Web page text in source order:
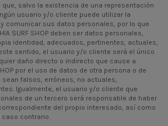
que, salvo la existencia de una representación
usuario y/o cliente puede utilizar la
comunicar sus datos personales, por lo que
SURF SHOP deben ser datos personales,
identidad, adecuados, pertinentes, actuales,
sentido, el usuario y/o cliente será el único
daño directo o indirecto que cause a
por el uso de datos de otra persona o de
falsos, erróneos, no actuales,
Igualmente, el usuario y/o cliente que
de un tercero será responsable de haber
del propio interesado, así como
contrario.